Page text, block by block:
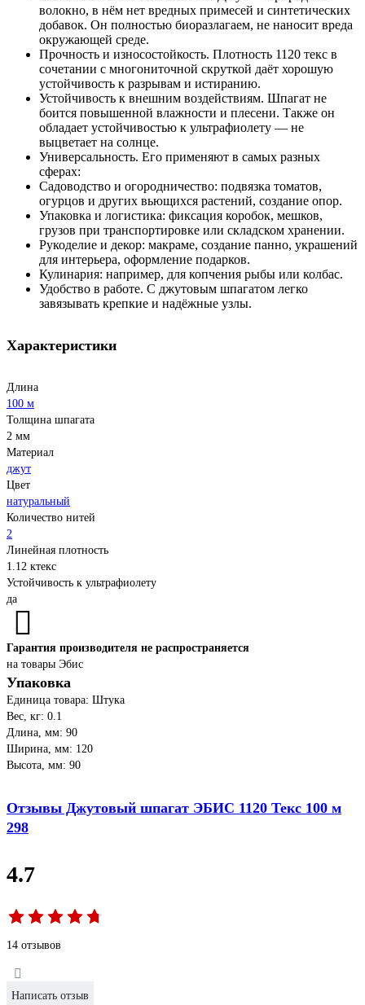
волокно, в нём нет вредных примесей и синтетических
добавок. Он полностью биоразлагаем, не наносит вреда
окружающей среде.
Прочность и износостойкость. Плотность 1120 текс в
сочетании с многониточной скруткой даёт хорошую
устойчивость к разрывам и истиранию.
Устойчивость к внешним воздействиям. Шпагат не
боится повышенной влажности и плесени. Также он
обладает устойчивостью к ультрафиолету — не
выцветает на солнце.
Универсальность. Его применяют в самых разных
сферах:
Садоводство и огородничество: подвязка томатов,
огурцов и других вьющихся растений, создание опор.
Упаковка и логистика: фиксация коробок, мешков,
грузов при транспортировке или складском хранении.
Рукоделие и декор: макраме, создание панно, украшений
для интерьера, оформление подарков.
Кулинария: например, для копчения рыбы или колбас.
Удобство в работе. С джутовым шпагатом легко
завязывать крепкие и надёжные узлы.
Характеристики
Длина
100 м
Толщина шпагата
2 мм
Материал
джут
Цвет
натуральный
Количество нитей
2
Линейная плотность
1.12 ктекс
Устойчивость к ультрафиолету
да
Гарантия производителя не распространяется
на товары Эбис
Упаковка
Единица товара: Штука
Вес, кг: 0.1
Длина, мм: 90
Ширина, мм: 120
Высота, мм: 90
Отзывы Джутовый шпагат ЭБИС 1120 Текс 100 м
298
4.7
14 отзывов
Написать отзыв